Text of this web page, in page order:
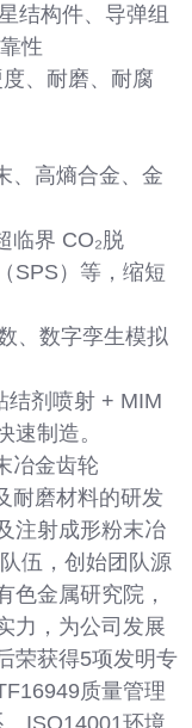
结构件、导弹组
性
、耐磨、耐腐
、高熵合金、金
临界 CO₂脱
SPS）等，缩短
、数字孪生模拟
结剂喷射 + MIM
速制造。
冶金齿轮
耐磨材料的研发
注射成形粉末冶
伍，创始团队源
金属研究院，
力，为公司发展
荣获得5项发明专
质量管理
ISO14001环境